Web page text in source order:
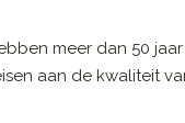
meer dan 50 jaar
aan de kwaliteit